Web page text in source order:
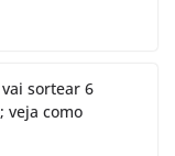
sortear 6
veja como